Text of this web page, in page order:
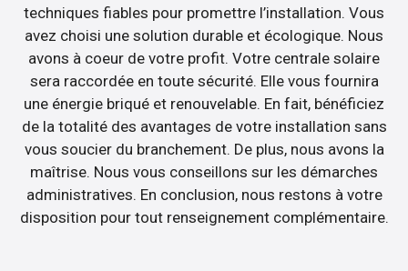
techniques fiables pour promettre l’installation. Vous
avez choisi une solution durable et écologique. Nous
avons à coeur de votre profit. Votre centrale solaire
sera raccordée en toute sécurité. Elle vous fournira
une énergie briqué et renouvelable. En fait, bénéficiez
de la totalité des avantages de votre installation sans
vous soucier du branchement. De plus, nous avons la
maîtrise. Nous vous conseillons sur les démarches
administratives. En conclusion, nous restons à votre
disposition pour tout renseignement complémentaire.